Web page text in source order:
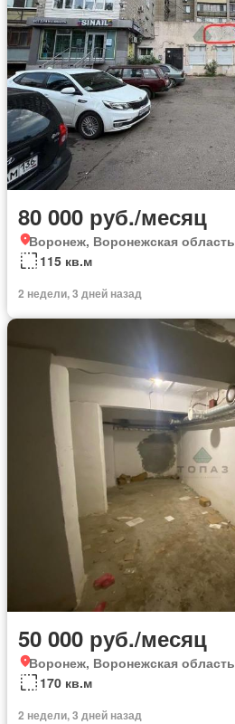
80 000 руб./месяц
Воронеж, Воронежская область
115 кв.м
2 недели, 3 дней назад
50 000 руб./месяц
Воронеж, Воронежская область
170 кв.м
2 недели, 3 дней назад